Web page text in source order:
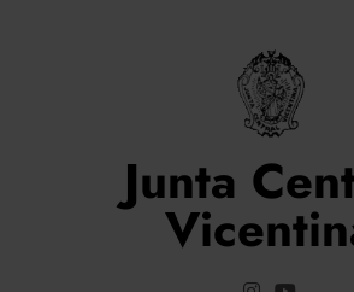
Junta
Web Oficial De La Junta Central